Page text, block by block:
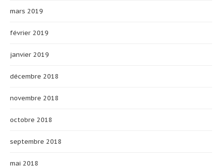
mars 2019
février 2019
janvier 2019
décembre 2018
novembre 2018
octobre 2018
septembre 2018
mai 2018